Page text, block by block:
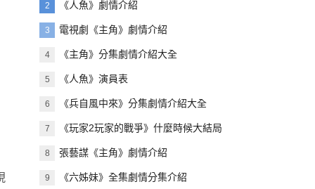
2 《人魚》劇情介紹
3 電視劇《主角》劇情介紹
4 《主角》分集劇情介紹大全
5 《人魚》演員表
6 《兵自風中來》分集劇情介紹大全
7 《玩家2玩家的戰爭》什麼時候大結局
8 張藝謀《主角》劇情介紹
9 《六姊妹》全集劇情分集介紹